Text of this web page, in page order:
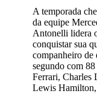
A temporada
da equipe
Antonelli lidera
conquistar sua
companheiro de
segundo com
Ferrari, Charles
Lewis